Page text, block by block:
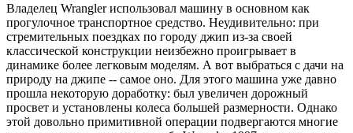
Владелец Wrangler использовал машину в основном как
прогулочное транспортное средство. Неудивительно: при
стремительных поездках по городу джип из-за своей
классической конструкции неизбежно проигрывает в
динамике более легковым моделям. А вот выбраться с дачи на
природу на джипе -- самое оно. Для этого машина уже давно
прошла некоторую доработку: был увеличен дорожный
просвет и установлены колеса большей размерности. Однако
этой довольно примитивной операции подвергаются многие